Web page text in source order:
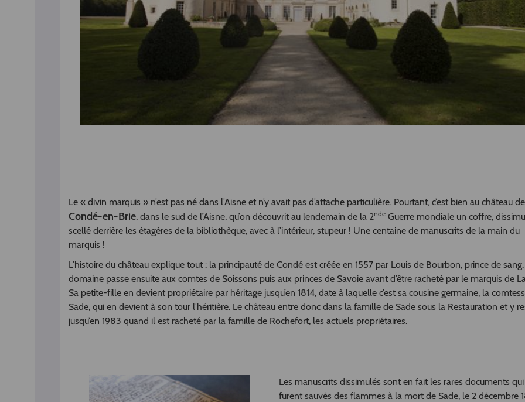
Le « divin marquis » n’est pas né dans l’Aisne et n’y avait pas d’attache particulière. Pourtant, c’est bien au château de
Condé-en-Brie, dans le sud de l’Aisne, qu’on découvrit au lendemain de la 2nde Guerre mondiale un coffre,
scellé derrière les étagères de la bibliothèque, avec à l’intérieur, stupeur ! Une centaine de manuscrits de la main du
marquis !
L’histoire du château explique tout : la principauté de Condé est créée en 1557 par Louis de Bourbon, prince de
domaine passe ensuite aux comtes de Soissons puis aux princes de Savoie avant d’être racheté par le marquis de
Sa petite-fille en devient propriétaire par héritage jusqu’en 1814, date à laquelle c’est sa cousine germaine, la
Sade, qui en devient à son tour l’héritière. Le château entre donc dans la famille de Sade sous la Restauration et y
jusqu’en 1983 quand il est racheté par la famille de Rochefort, les actuels propriétaires.
Les manuscrits dissimulés sont en fait les rares documents qui
furent sauvés des flammes à la mort de Sade, le 2 décembre